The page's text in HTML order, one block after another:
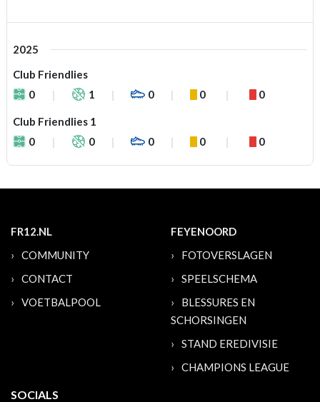
2025
Club Friendlies
0
1 0 0 0
Club Friendlies 1
0
0 0 0 0
FR12.NL
COMMUNITY
CONTACT
VOETBALPOOL
FEYENOORD
FOTOVERSLAGEN
SPEELSCHEMA
BLESSURES EN
SCHORSINGEN
STAND EREDIVISIE
CHAMPIONS LEAGUE
SOCIALS